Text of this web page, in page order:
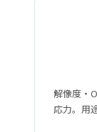
解像度・
応力。用